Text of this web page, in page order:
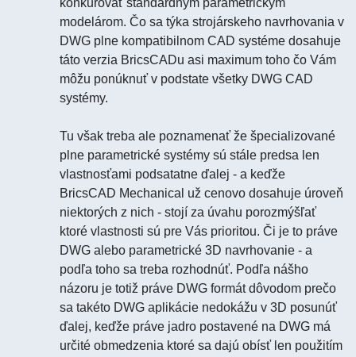
konkurovať štandardným parametrickým
modelárom. Čo sa týka strojárskeho navrhovania v
DWG plne kompatibilnom CAD systéme dosahuje
táto verzia BricsCADu asi maximum toho čo Vám
môžu ponúknuť v podstate všetky DWG CAD
systémy.
Tu však treba ale poznamenať že špecializované
plne parametrické systémy sú stále predsa len
vlastnosťami podsatatne ďalej - a keďže
BricsCAD Mechanical už cenovo dosahuje úroveň
niektorých z nich - stojí za úvahu porozmýšľať
ktoré vlastnosti sú pre Vás prioritou. Či je to práve
DWG alebo parametrické 3D navrhovanie - a
podľa toho sa treba rozhodnúť. Podľa nášho
názoru je totiž práve DWG formát dôvodom prečo
sa takéto DWG aplikácie nedokážu v 3D posunúť
ďalej, keďže práve jadro postavené na DWG má
určité obmedzenia ktoré sa dajú obísť len použitím